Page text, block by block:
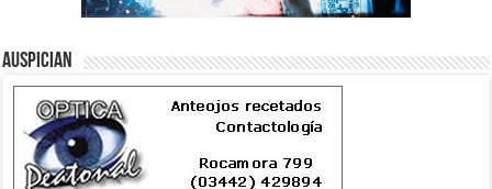
Auspician